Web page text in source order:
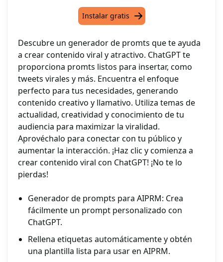
Instalar gratis
Descubre un generador de promts que te ayuda
a crear contenido viral y atractivo. ChatGPT te
proporciona promts listos para insertar, como
tweets virales y más. Encuentra el enfoque
perfecto para tus necesidades, generando
contenido creativo y llamativo. Utiliza temas de
actualidad, creatividad y conocimiento de tu
audiencia para maximizar la viralidad.
Aprovéchalo para conectar con tu público y
aumentar la interacción. ¡Haz clic y comienza a
crear contenido viral con ChatGPT! ¡No te lo
pierdas!
Generador de prompts para AIPRM: Crea
fácilmente un prompt personalizado con
ChatGPT.
Rellena etiquetas automáticamente y obtén
una plantilla lista para usar en AIPRM.